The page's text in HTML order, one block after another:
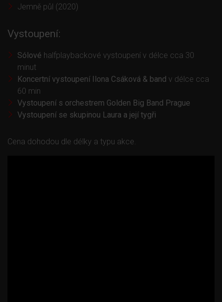
Jemně půl (2020)
Vystoupení:
Sólové halfplaybackové vystoupení v délce cca 30
minut
Koncertní vystoupení Ilona Csáková & band v délce cca
60 min
Vystoupení s orchestrem Golden Big Band Prague
Vystoupení se skupinou Laura a její tygři
Cena dohodou dle délky a typu akce.